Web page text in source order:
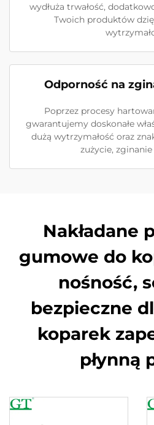
wydłuża trwałość,
Twoich produktów
Odporność na
Poprzez procesy
gwarantujemy doskonałe
dużą wytrzymałość oraz
zużycie,
Nakładane
gumowe do
nośność,
bezpieczne
koparek
płynną